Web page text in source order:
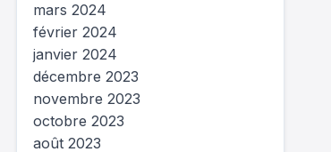
mars 2024
février 2024
janvier 2024
décembre 2023
novembre 2023
octobre 2023
août 2023